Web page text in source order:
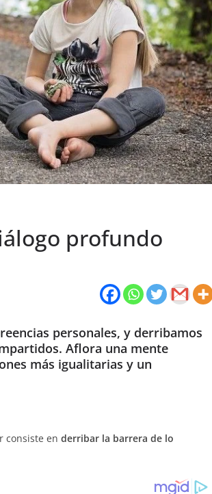
profundo
personales, y derribamos
Aflora una mente
más igualitarias y un
consiste en derribar la barrera de lo